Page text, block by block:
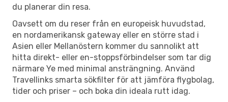
du planerar din resa.
Oavsett om du reser från en europeisk huvudstad,
en nordamerikansk gateway eller en större stad i
Asien eller Mellanöstern kommer du sannolikt att
hitta direkt- eller en-stoppsförbindelser som tar dig
närmare Ye med minimal ansträngning. Använd
Travellinks smarta sökfilter för att jämföra flygbolag,
tider och priser – och boka din ideala rutt idag.